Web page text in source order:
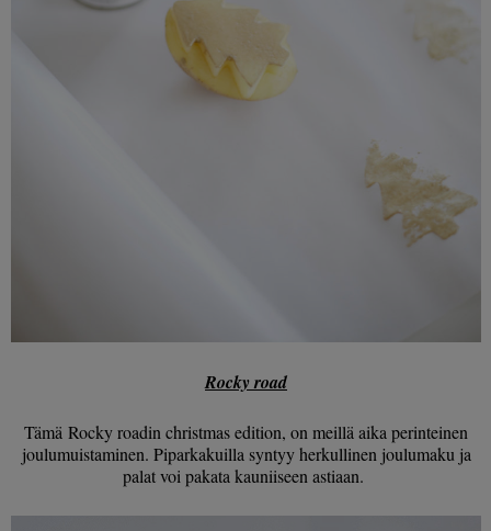
Rocky road
TämäRocky roadin christmas edition, on meillä aika perinteinen
joulumuistaminen. Piparkakuilla syntyy herkullinen joulumaku ja
palat voi pakata kauniiseen astiaan.